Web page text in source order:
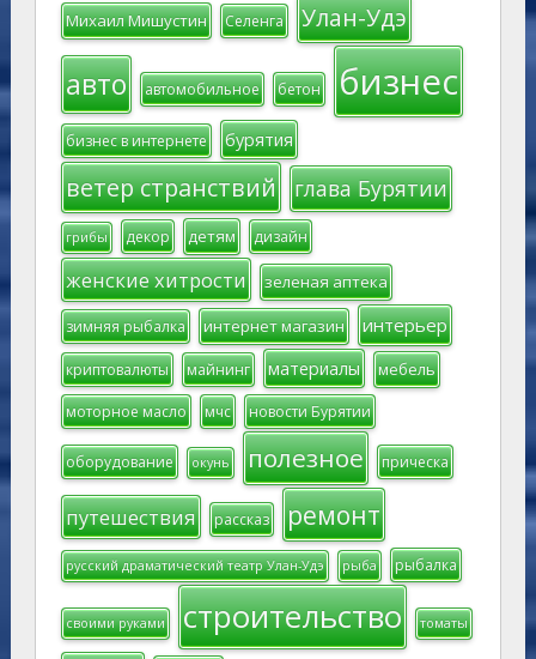
Михаил Мишустин Селенга Улан-Удэ
авто автомобильное бетон бизнес
бизнес в интернете бурятия
ветер странствий глава Бурятии
грибы декор детям дизайн
женские хитрости зеленая аптека
зимняя рыбалка интернет магазин интерьер
криптовалюты майнинг материалы мебель
моторное масло мчс новости Бурятии
оборудование окунь полезное прическа
путешествия рассказ ремонт
русский драматический театр Улан-Удэ рыба рыбалка
своими руками строительство томаты